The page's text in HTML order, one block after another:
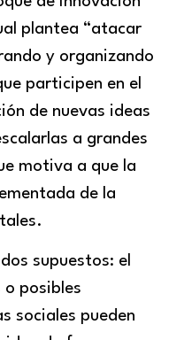
plantea “atacar
y organizando
participen en el
de nuevas ideas
a grandes
motiva a que la
de la
supuestos: el
o posibles
sociales pueden